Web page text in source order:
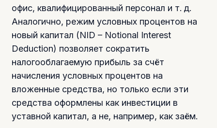
офис, квалифицированный персонал и т. д.
Аналогично, режим условных процентов на
новый капитал (NID – Notional Interest
Deduction) позволяет сократить
налогооблагаемую прибыль за счёт
начисления условных процентов на
вложенные средства, но только если эти
средства оформлены как инвестиции в
уставной капитал, а не, например, как заём.